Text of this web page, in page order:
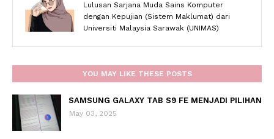
Lulusan Sarjana Muda Sains Komputer
dengan Kepujian (Sistem Maklumat) dari
Universiti Malaysia Sarawak (UNIMAS)
YOU MAY LIKE THESE POSTS
SAMSUNG GALAXY TAB S9 FE MENJADI PILIHAN
May 03, 2025